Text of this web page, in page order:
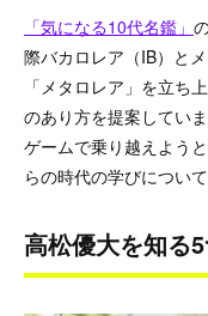
「気になる10代名鑑」
際バカロレア（IB）と
「メタロレア」 を立ち
のあり方を提案してい
ゲームで乗り越えよう
らの時代の学びについ
高松優大を知る